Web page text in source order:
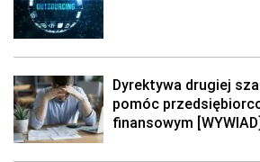
Dyrektywa drugiej
pomóc
finansowym [WYWIAD]